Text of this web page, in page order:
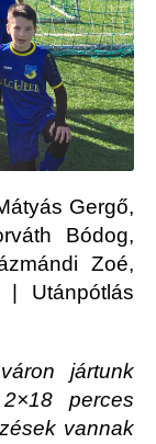
Gergő,
Bódog,
Zoé,
| Utánpótlás
jártunk
perces
vannak